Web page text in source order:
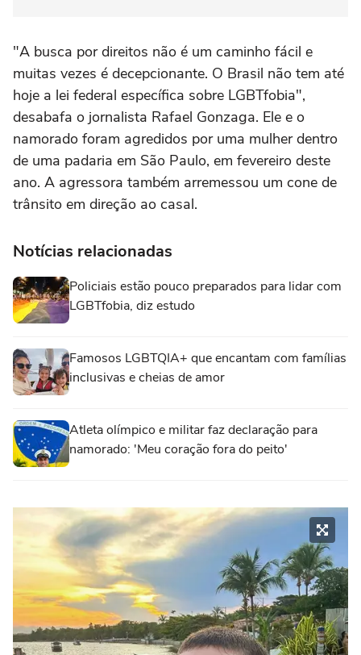
"A busca por direitos não é um caminho fácil e
muitas vezes é decepcionante. O Brasil não tem até
hoje a lei federal específica sobre LGBTfobia",
desabafa o jornalista Rafael Gonzaga. Ele e o
namorado foram agredidos por uma mulher dentro
de uma padaria em São Paulo, em fevereiro deste
ano. A agressora também arremessou um cone de
trânsito em direção ao casal.
Notícias relacionadas
Policiais estão pouco preparados para lidar com
LGBTfobia, diz estudo
Famosos LGBTQIA+ que encantam com famílias
inclusivas e cheias de amor
Atleta olímpico e militar faz declaração para
namorado: 'Meu coração fora do peito'